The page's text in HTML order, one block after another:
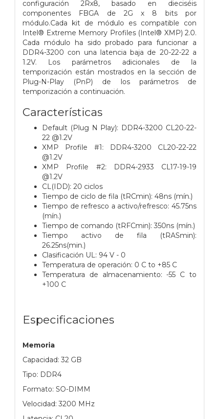
configuración 2Rx8, basado en dieciséis
componentes FBGA de 2G x 8 bits por
módulo.Cada kit de módulo es compatible con
Intel® Extreme Memory Profiles (Intel® XMP) 2.0.
Cada módulo ha sido probado para funcionar a
DDR4-3200 con una latencia baja de 20-22-22 a
1.2V. Los parámetros adicionales de la
temporización están mostrados en la sección de
Plug-N-Play (PnP) de los parámetros de
temporización a continuación.
Características
Default (Plug N Play): DDR4-3200 CL20-22-
22 @1.2V
XMP Profile #1: DDR4-3200 CL20-22-22
@1.2V
XMP Profile #2: DDR4-2933 CL17-19-19
@1.2V
CL(IDD): 20 ciclos
Tiempo de ciclo de fila (tRCmin): 48ns (mín.)
Tiempo de refresco a activo/refresco: 45.75ns
(mín.)
Tiempo de comando (tRFCmin): 350ns (mín.)
Tiempo activo de fila (tRASmin):
26.25ns(min.)
Clasificación UL: 94 V - 0
Temperatura de operación: 0 C to +85 C
Temperatura de almacenamiento: -55 C to
+100 C
Especificaciones
Memoria
Capacidad: 32 GB
Tipo: DDR4
Formato: SO-DIMM
Velocidad: 3200 MHz